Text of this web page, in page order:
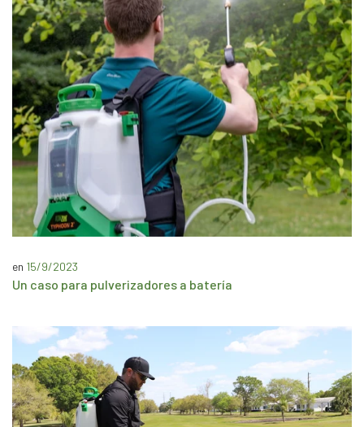
en 15/9/2023
Un caso para pulverizadores a batería